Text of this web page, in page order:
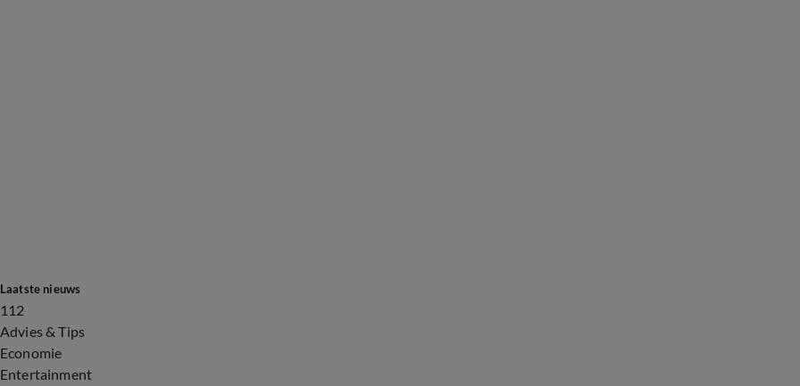
Laatste nieuws
112
Advies & Tips
Economie
Entertainment